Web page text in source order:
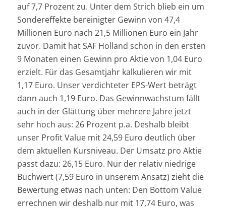
auf 7,7 Prozent zu. Unter dem Strich blieb ein um
Sondereffekte bereinigter Gewinn von 47,4
Millionen Euro nach 21,5 Millionen Euro ein Jahr
zuvor. Damit hat SAF Holland schon in den ersten
9 Monaten einen Gewinn pro Aktie von 1,04 Euro
erzielt. Für das Gesamtjahr kalkulieren wir mit
1,17 Euro. Unser verdichteter EPS-Wert beträgt
dann auch 1,19 Euro. Das Gewinnwachstum fällt
auch in der Glättung über mehrere Jahre jetzt
sehr hoch aus: 26 Prozent p.a. Deshalb bleibt
unser Profit Value mit 24,59 Euro deutlich über
dem aktuellen Kursniveau. Der Umsatz pro Aktie
passt dazu: 26,15 Euro. Nur der relativ niedrige
Buchwert (7,59 Euro in unserem Ansatz) zieht die
Bewertung etwas nach unten: Den Bottom Value
errechnen wir deshalb nur mit 17,74 Euro, was